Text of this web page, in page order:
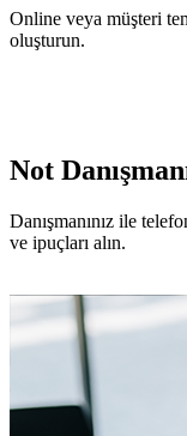
Online veya müşteri
oluşturun.
Not
Danışmanınız ile
ve ipuçları alın.